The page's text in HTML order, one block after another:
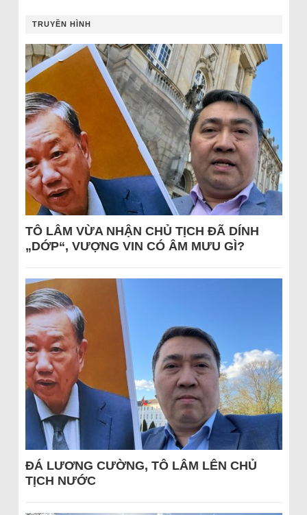
TRUYỀN HÌNH
TÔ LÂM VỪA NHẬN CHỦ TỊCH ĐÃ DÍNH
„DỚP“, VƯỢNG VIN CÓ ÂM MƯU GÌ?
ĐÁ LƯƠNG CƯỜNG, TÔ LÂM LÊN CHỦ
TỊCH NƯỚC